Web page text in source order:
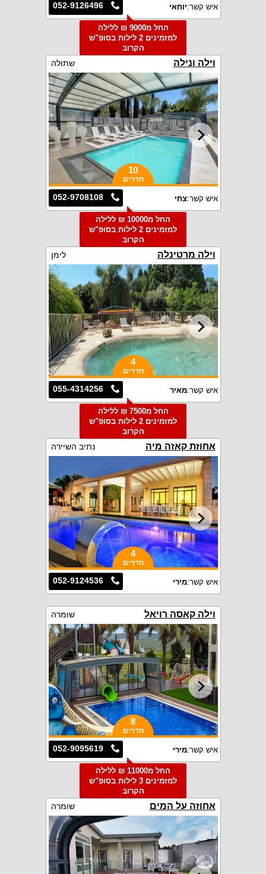
052-9126496 איש קשר:יוחאי
החל מ9000 ₪ ללילה
למזמינים 2 לילות בסופ"ש
הקרוב
וילה ונילה שתולה
10
חדרים
052-9708108 איש קשר:צחי
החל מ10000 ₪ ללילה
למזמינים 2 לילות בסופ"ש
הקרוב
וילה מרטינלה לימן
4
חדרים
055-4314256 איש קשר:מאיר
החל מ7500 ₪ ללילה
למזמינים 2 לילות בסופ"ש
הקרוב
אחוזת קאזה מיה נתיב השיירה
4
חדרים
052-9124536 איש קשר:מירי
וילה קאסה רויאל שומרה
8
חדרים
052-9095619 איש קשר:מירי
החל מ11000 ₪ ללילה
למזמינים 3 לילות בסופ"ש
הקרוב
אחוזה על המים שומרה